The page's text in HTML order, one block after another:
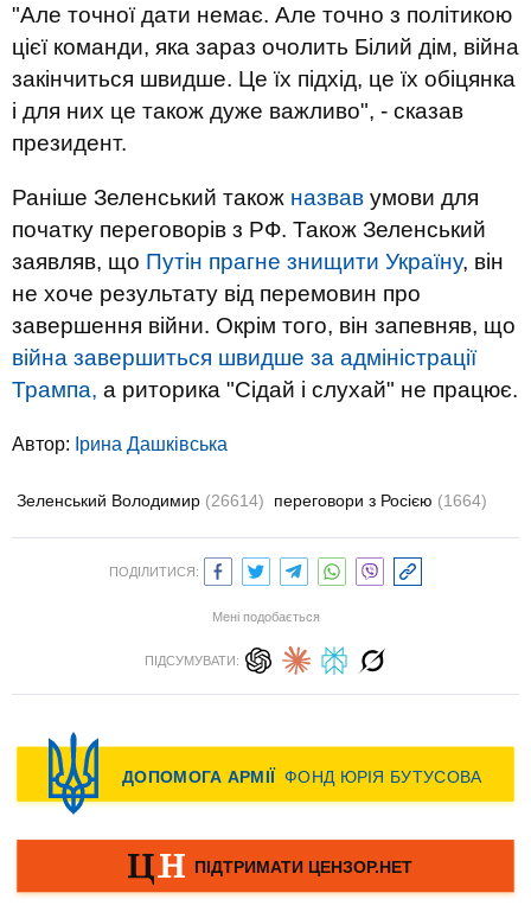
"Але точної дати немає. Але точно з політикою
цієї команди, яка зараз очолить Білий дім, війна
закінчиться швидше. Це їх підхід, це їх обіцянка
і для них це також дуже важливо", - сказав
президент.
Раніше Зеленський також назвав умови для
початку переговорів з РФ. Також Зеленський
заявляв, що Путін прагне знищити Україну, він
не хоче результату від перемовин про
завершення війни. Окрім того, він запевняв, що
війна завершиться швидше за адміністрації
Трампа, а риторика "Сідай і слухай" не працює.
Автор: Ірина Дашківська
Зеленський Володимир (26614) переговори з Росією (1664)
ПОДІЛИТИСЯ:
Мені подобається
ПІДСУМУВАТИ: